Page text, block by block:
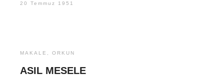
20 Temmuz 1951
MAKALE , ORKUN
ASIL MESELE